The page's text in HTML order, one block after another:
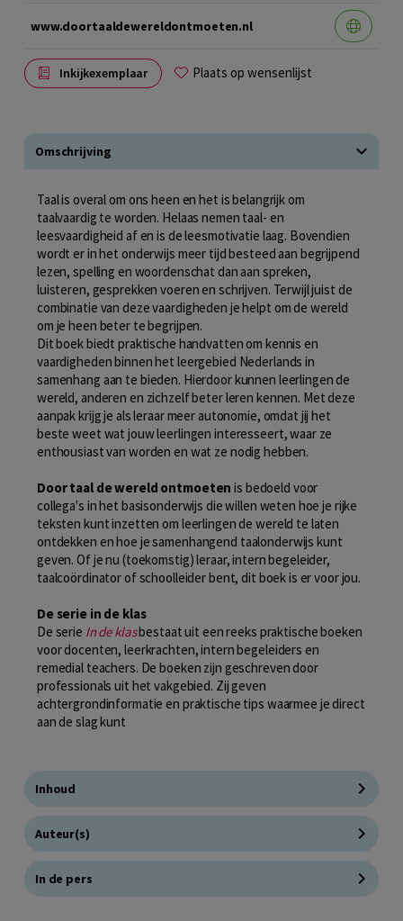
www.doortaaldewereldontmoeten.nl
Inkijkexemplaar Plaats op wensenlijst
Omschrijving
Taal is overal om ons heen en het is belangrijk om
taalvaardig te worden. Helaas nemen taal- en
leesvaardigheid af en is de leesmotivatie laag. Bovendien
wordt er in het onderwijs meer tijd besteed aan begrijpend
lezen, spelling en woordenschat dan aan spreken,
luisteren, gesprekken voeren en schrijven. Terwijl juist de
combinatie van deze vaardigheden je helpt om de wereld
om je heen beter te begrijpen.
Dit boek biedt praktische handvatten om kennis en
vaardigheden binnen het leergebied Nederlands in
samenhang aan te bieden. Hierdoor kunnen leerlingen de
wereld, anderen en zichzelf beter leren kennen. Met deze
aanpak krijg je als leraar meer autonomie, omdat jij het
beste weet wat jouw leerlingen interesseert, waar ze
enthousiast van worden en wat ze nodig hebben.
Door taal de wereld ontmoetenis bedoeld voor
collega's in het basisonderwijs die willen weten hoe je rijke
teksten kunt inzetten om leerlingen de wereld te laten
ontdekken en hoe je samenhangend taalonderwijs kunt
geven. Of je nu (toekomstig) leraar, intern begeleider,
taalcoördinator of schoolleider bent, dit boek is er voor jou.
De serie in de klas
De serie In de klasbestaat uit een reeks praktische boeken
voor docenten, leerkrachten, intern begeleiders en
remedial teachers. De boeken zijn geschreven door
professionals uit het vakgebied. Zij geven
achtergrondinformatie en praktische tips waarmee je direct
aan de slag kunt
Inhoud
Auteur(s)
In de pers